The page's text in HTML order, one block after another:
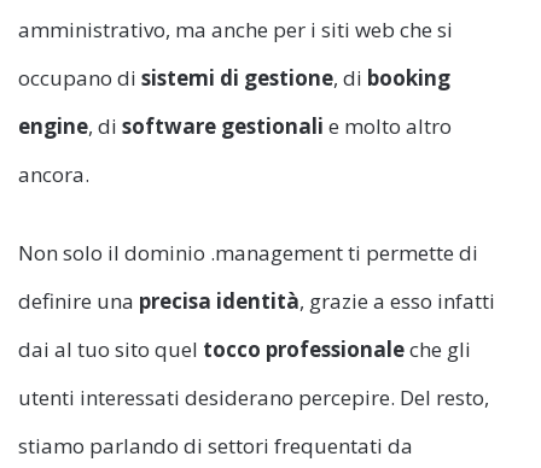
amministrativo, ma anche per i siti web che si
occupano di sistemi di gestione, di booking
engine, di software gestionali e molto altro
ancora.
Non solo il dominio .management ti permette di
definire una precisa identità, grazie a esso infatti
dai al tuo sito quel tocco professionaleche gli
utenti interessati desiderano percepire. Del resto,
stiamo parlando di settori frequentati da